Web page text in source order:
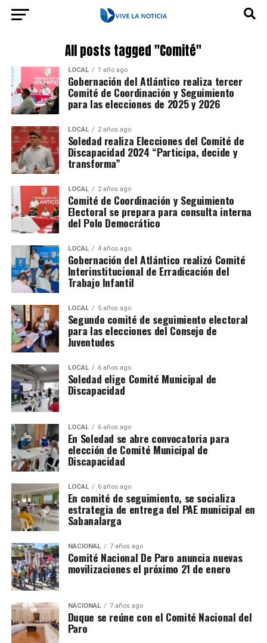
All posts tagged "Comité"
LOCAL 1 año ago
Gobernación del Atlántico realiza tercer
Comité de Coordinación y Seguimiento
para las elecciones de 2025 y 2026
LOCAL 2 años ago
Soledad realiza Elecciones del Comité de
Discapacidad 2024 “Participa, decide y
transforma”
LOCAL 2 años ago
Comité de Coordinación y Seguimiento
Electoral se prepara para consulta interna
del Polo Democrático
LOCAL 4 años ago
Gobernación del Atlántico realizó Comité
Interinstitucional de Erradicación del
Trabajo Infantil
LOCAL 5 años ago
Segundo comité de seguimiento electoral
para las elecciones del Consejo de
Juventudes
LOCAL 6 años ago
Soledad elige Comité Municipal de
Discapacidad
LOCAL 6 años ago
En Soledad se abre convocatoria para
elección de Comité Municipal de
Discapacidad
LOCAL 6 años ago
En comité de seguimiento, se socializa
estrategia de entrega del PAE municipal en
Sabanalarga
NACIONAL 7 años ago
Comité Nacional De Paro anuncia nuevas
movilizaciones el próximo 21 de enero
NACIONAL 7 años ago
Duque se reúne con el Comité Nacional del
Paro